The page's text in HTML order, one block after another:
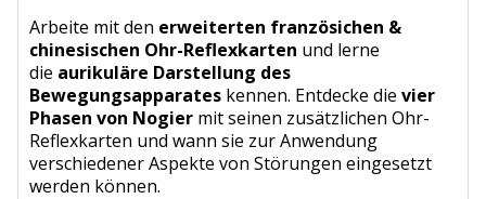
Arbeite mit den erweiterten französichen &
chinesischen Ohr-Reflexkarten und lerne
die aurikuläre Darstellung des
Bewegungsapparates kennen. Entdecke die vier
Phasen von Nogier mit seinen zusätzlichen Ohr-
Reflexkarten und wann sie zur Anwendung
verschiedener Aspekte von Störungen eingesetzt
werden können.